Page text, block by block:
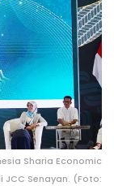
Sharia Economic
JCC Senayan. (Foto: